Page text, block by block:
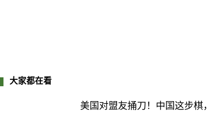
大家都在看
美国对盟友捅刀！中国这步棋，